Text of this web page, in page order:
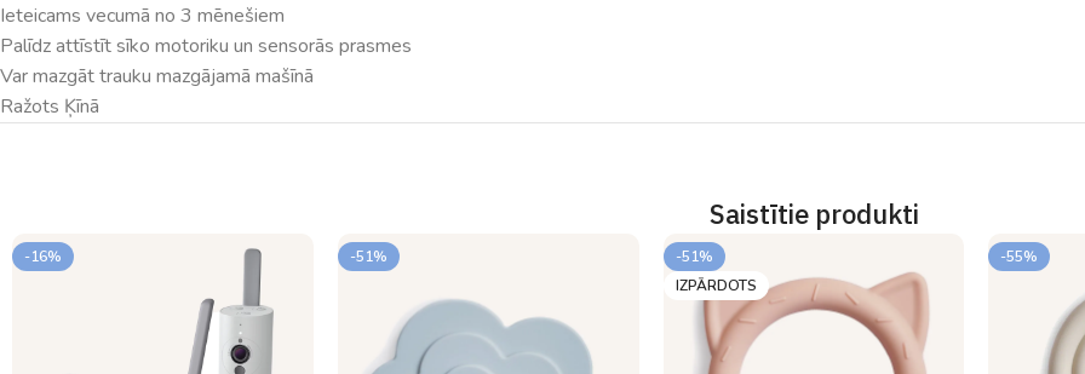
Ieteicams vecumā no 3 mēnešiem
Palīdz attīstīt sīko motoriku un sensorās prasmes
Var mazgāt trauku mazgājamā mašīnā
Ražots Ķīnā
Saistītie produkti
-16% -51%
-51%
IZPĀRDOTS
-55%